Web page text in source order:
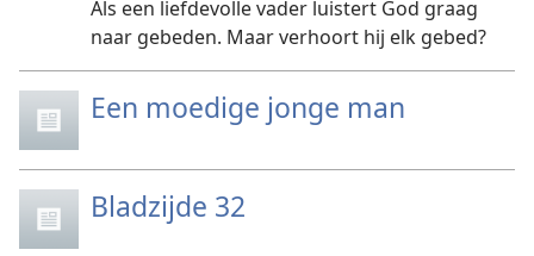
Als een liefdevolle vader luistert God graag
naar gebeden. Maar verhoort hij elk gebed?
Een moedige jonge man
Bladzijde 32